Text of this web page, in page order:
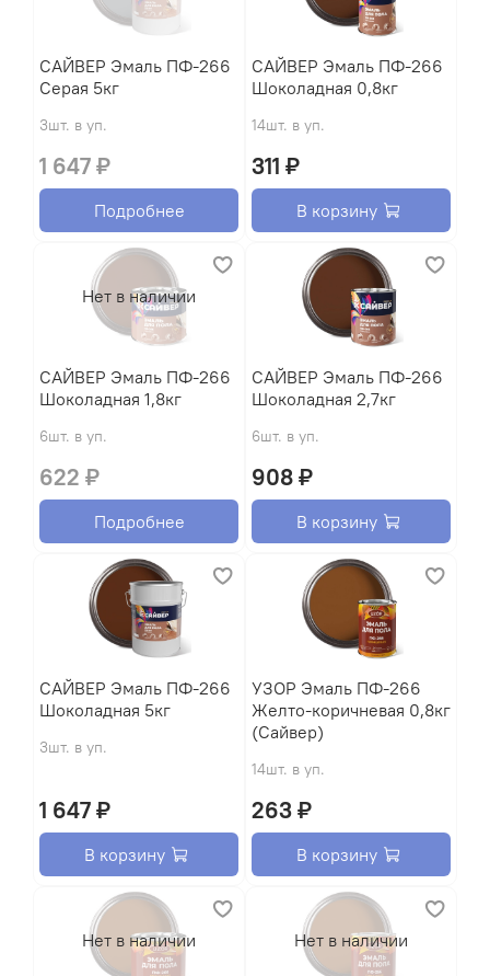
САЙВЕР Эмаль ПФ-266
Серая 5кг
3шт. в уп.
1 647 ₽
Подробнее
САЙВЕР Эмаль ПФ-266
Шоколадная 0,8кг
14шт. в уп.
311 ₽
В корзину
Нет в наличии
САЙВЕР Эмаль ПФ-266
Шоколадная 1,8кг
6шт. в уп.
622 ₽
Подробнее
САЙВЕР Эмаль ПФ-266
Шоколадная 2,7кг
6шт. в уп.
908 ₽
В корзину
САЙВЕР Эмаль ПФ-266
Шоколадная 5кг
3шт. в уп.
1 647 ₽
В корзину
УЗОР Эмаль ПФ-266
Желто-коричневая 0,8кг
(Сайвер)
14шт. в уп.
263 ₽
В корзину
Нет в наличии Нет в наличии